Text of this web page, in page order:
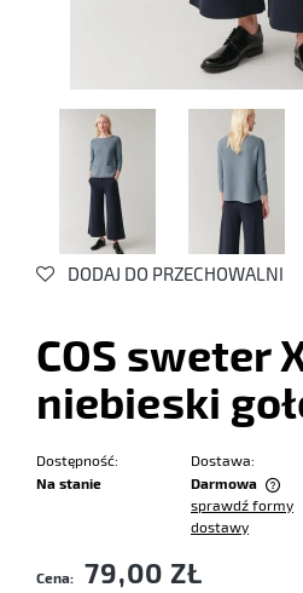
DODAJ DO PRZECHOWALNI
COS sweter
niebieski
Dostępność:
Na stanie
Dostawa:
Darmowa
Cena nie zawiera ewentualnych
sprawdź formy
dostawy
Cena: 79,00 ZŁ